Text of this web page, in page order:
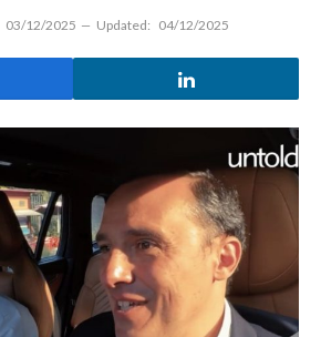
03/12/2025 Updated: 04/12/2025